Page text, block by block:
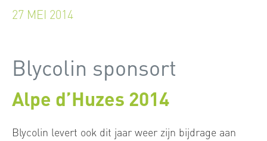
27 MEI 2014
Blycolin sponsort
Alpe d’Huzes 2014
Blycolin levert ook dit jaar weer zijn bijdrage aan